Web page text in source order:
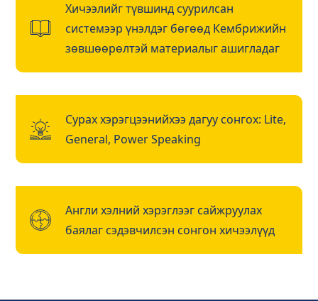
Хичээлийг түвшинд суурилсан
системээр үнэлдэг бөгөөд Кембрижийн
зөвшөөрөлтэй материалыг ашигладаг
Сурах хэрэгцээнийхээ дагуу сонгох: Lite,
General, Power Speaking
Англи хэлний хэрэглээг сайжруулах
баялаг сэдэвчилсэн сонгон хичээлүүд